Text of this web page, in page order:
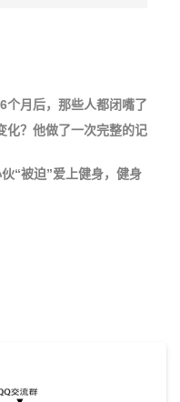
个月后，那些人都闭嘴了
化？他做了一次完整的记
“被迫”爱上健身，健身